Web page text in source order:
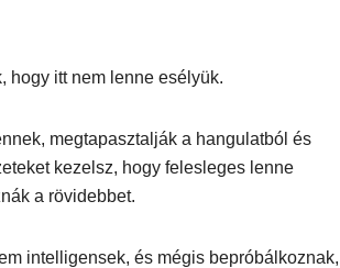
hogy itt nem lenne esélyük.
megtapasztalják a hangulatból és
kezelsz, hogy felesleges lenne
a rövidebbet.
intelligensek, és mégis bepróbálkoznak,